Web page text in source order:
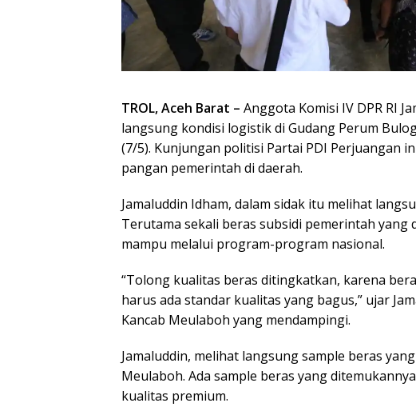
TROL, ‎Aceh Barat – Anggota Komisi IV DPR RI
langsung kondisi logistik di Gudang Perum
(7/5). Kunjungan politisi Partai PDI Perjuangan
pangan pemerintah di daerah.
‎Jamaluddin Idham, dalam sidak itu melihat
Terutama sekali beras subsidi pemerintah
mampu melalui program-program nasional.
“Tolong kualitas beras ditingkatkan, karena
harus ada standar kualitas yang bagus,” ujar
Kancab Meulaboh yang mendampingi.
Jamaluddin, melihat langsung sample beras
Meulaboh. Ada sample beras yang
kualitas premium.